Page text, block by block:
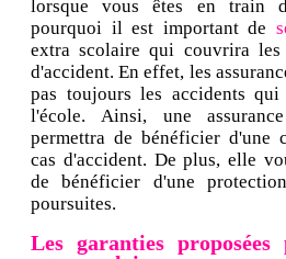
lorsque vous êtes en train
pourquoi il est important de
extra scolaire qui couvrira
d'accident. En effet, les
pas toujours les accidents
l'école. Ainsi, une
permettra de bénéficier d'une
cas d'accident. De plus, elle
de bénéficier d'une
poursuites.
Les garanties proposées